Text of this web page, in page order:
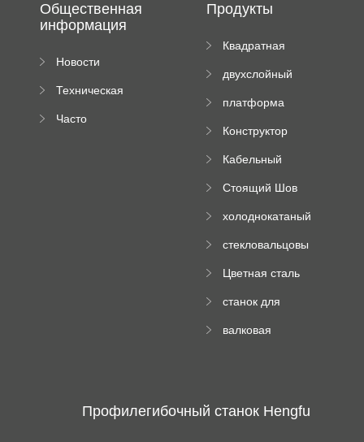
Общественная
информация
Новости
Техническая
Часто
Продукты
Квадратная
машина
двухслойный
пресс
платформа
роликового
Конструктор
трубы
Кабельный
формируя
Стоящий Шов
Машина
холоднокатаный
станок
стекловальцовы
Цветная сталь
машина
станок для
трапециевидных
валковая
Профилегибочный станок Hengfu